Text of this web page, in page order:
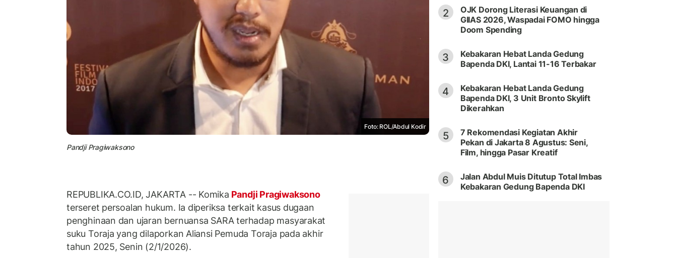
Foto: ROL/Abdul Kodir
Pandji Pragiwaksono
REPUBLIKA.CO.ID, JAKARTA -- Komika Pandji Pragiwaksono
terseret persoalan hukum. Ia diperiksa terkait kasus dugaan
penghinaan dan ujaran bernuansa SARA terhadap masyarakat
suku Toraja yang dilaporkan Aliansi Pemuda Toraja pada akhir
tahun 2025, Senin (2/1/2026).
2
OJK Dorong Literasi Keuangan di
GIIAS 2026, Waspadai FOMO hingga
Doom Spending
3
Kebakaran Hebat Landa Gedung
Bapenda DKI, Lantai 11-16 Terbakar
4
Kebakaran Hebat Landa Gedung
Bapenda DKI, 3 Unit Bronto Skylift
Dikerahkan
5
7 Rekomendasi Kegiatan Akhir
Pekan di Jakarta 8 Agustus: Seni,
Film, hingga Pasar Kreatif
6
Jalan Abdul Muis Ditutup Total Imbas
Kebakaran Gedung Bapenda DKI